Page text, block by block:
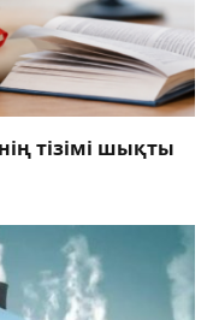
тізімі шықты